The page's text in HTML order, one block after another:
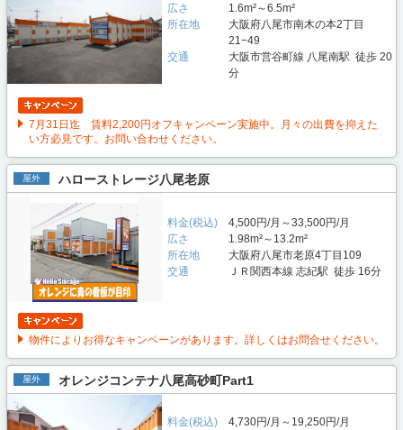
広さ
1.6m²～6.5m²
所在地
大阪府八尾市南木の本2丁目
21−49
交通
大阪市営谷町線 八尾南駅 徒歩 20
分
7月31日迄 賃料2,200円オフキャンペーン実施中。月々の出費を抑えた
い方必見です。お問い合わせください。
屋外 ハローストレージ八尾老原
料金(税込)
4,500円/月～33,500円/月
広さ
1.98m²～13.2m²
所在地
大阪府八尾市老原4丁目109
交通
ＪＲ関西本線 志紀駅 徒歩 16分
物件によりお得なキャンペーンがあります。詳しくはお問合せください。
屋外 オレンジコンテナ八尾高砂町Part1
料金(税込)
4,730円/月～19,250円/月